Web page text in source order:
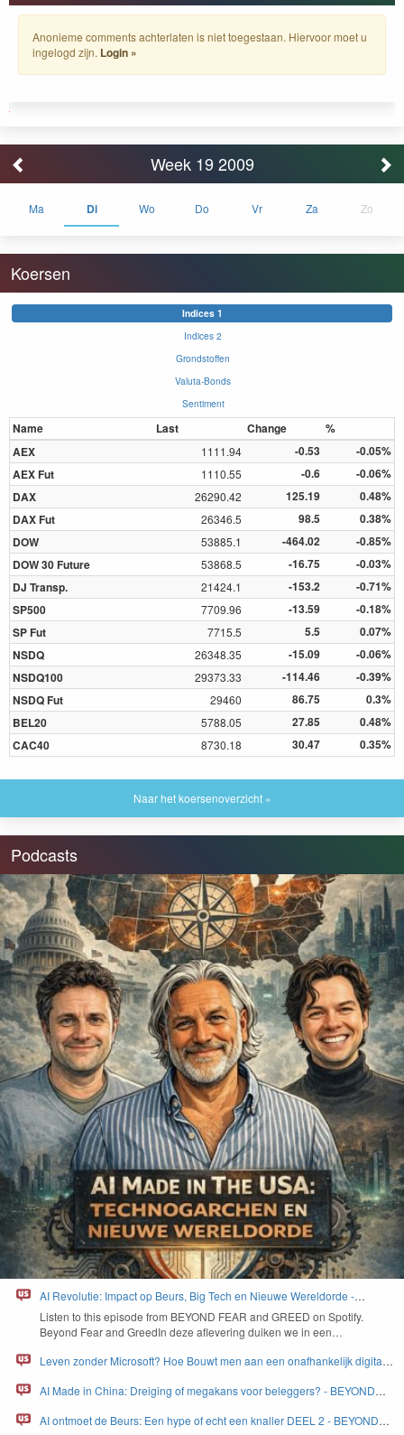
Anonieme comments achterlaten is niet toegestaan. Hiervoor moet u
ingelogd zijn. Login »
Week 19 2009
Ma Di Wo Do Vr Za Zo
Koersen
Indices 1
Indices 2
Grondstoffen
Valuta-Bonds
Sentiment
Name Last Change
%
AEX
1111.94 -0.53
-0.05%
AEX Fut
1110.55 -0.6
-0.06%
DAX
26290.42 125.19
0.48%
DAX Fut
26346.5 98.5
0.38%
DOW
53885.1 -464.02
-0.85%
DOW 30 Future
53868.5 -16.75
-0.03%
DJ Transp.
21424.1 -153.2
-0.71%
SP500
7709.96 -13.59
-0.18%
SP Fut
7715.5 5.5
0.07%
NSDQ
26348.35 -15.09
-0.06%
NSDQ100
29373.33 -114.46
-0.39%
NSDQ Fut
29460 86.75
0.3%
BEL20
5788.05 27.85
0.48%
CAC40
8730.18 30.47 0.35%
Naar het koersenoverzicht »
Podcasts
AI Revolutie: Impact op Beurs, Big Tech en Nieuwe Wereldorde -
BEYOND FEAR and GREED
Lis­ten to this episode from BEYOND FEAR and GREED on Spo­ti­fy.
Beyond Fear and Greed­In deze aflev­er­ing duiken we in een…
Leven zonder Microsoft? Hoe Bouwt men aan een onafhankelijk digitaal
AI Made in China: Dreiging of megakans voor beleggers? - BEYOND
AI ontmoet de Beurs: Een hype of echt een knaller DEEL 2 - BEYOND